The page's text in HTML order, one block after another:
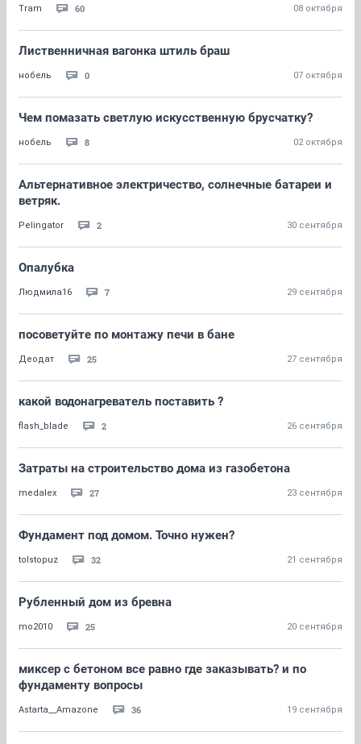
Tram 60 08 октября
Лиственничная вагонка штиль браш
нобель 0 07 октября
Чем помазать светлую искусственную брусчатку?
нобель 8 02 октября
Альтернативное электричество, солнечные батареи и
ветряк.
Pelingator 2 30 сентября
Опалубка
Людмила16 7 29 сентября
посоветуйте по монтажу печи в бане
Деодат 25 27 сентября
какой водонагреватель поставить ?
flash_blade 2 26 сентября
Затраты на строительство дома из газобетона
medalex 27 23 сентября
Фундамент под домом. Точно нужен?
tolstopuz 32 21 сентября
Рубленный дом из бревна
mo2010 25 20 сентября
миксер с бетоном все равно где заказывать? и по
фундаменту вопросы
Astarta__Amazone 36 19 сентября